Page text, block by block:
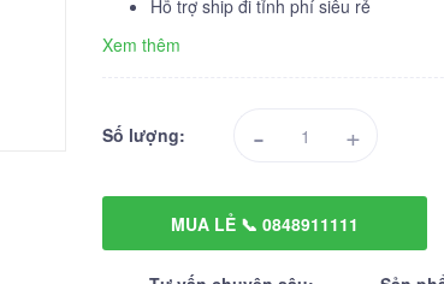
Hỗ trợ ship đi tỉnh phí siêu rẻ
Xem thêm
Số lượng: - +
MUA LẺ 📞 0848911111